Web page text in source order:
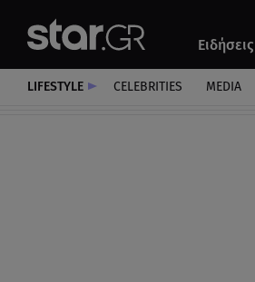
Ειδήσεις
Αυτοκίνητο
LIFESTYLE CELEBRITIES MEDIA